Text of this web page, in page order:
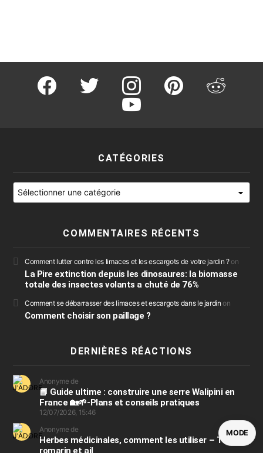
facebook twitter instagram pinterest reddit
youtube
CATÉGORIES
Catégories
COMMENTAIRES RÉCENTS
Comment lutter contre les limaces et les escargots de votre jardin ?on
La Pire extinction depuis les dinosaures: la biomasse
totale des insectes volants a chuté de 76%
Comment se débarrasser des limaces et escargots dans le jardin on
Comment choisir son paillage ?
DERNIÈRES RÉACTIONS
Anonyme de
📘 Guide ultime : construire une serre Walipini en
France 🏡🌱-Plans et conseils pratiques
12/07/2026, 15:46
Anonyme de
Herbes médicinales, comment les utiliser – Thym,
romarin et ail
MODE